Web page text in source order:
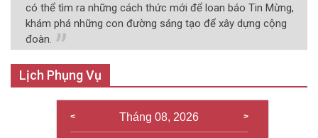
có thể tìm ra những cách thức mới để loan báo Tin Mừng,
khám phá những con đường sáng tạo để xây dựng cộng
đoàn.
Lịch Phụng Vụ
Tháng 08, 2026